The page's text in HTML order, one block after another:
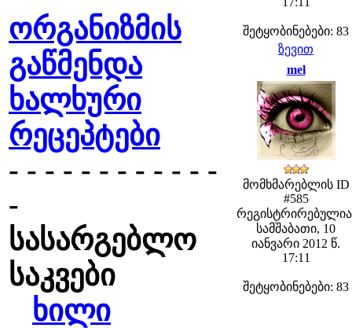
ორგანიზმის
გაწმენდა
ხალხური
რეცეპტები
- - - - - - - - - - - -
-
სასარგებლო
საკვები
ხილი
შეტყობინებები: 83
ზევით
mel
მომხმარებლის ID
#585
სამშაბათი, 10
იანვარი 2012 წ.
17:11
შეტყობინებები: 83